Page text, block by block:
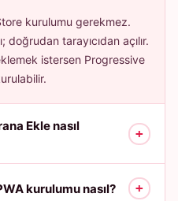
kurulumu gerekmez.
tarayıcıdan açılır.
istersen Progressive
Ekle nasıl
+
kurulumu nasıl? +